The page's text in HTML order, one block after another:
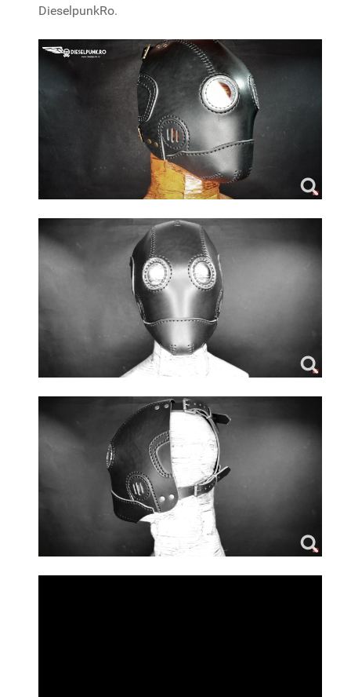
DieselpunkRo.